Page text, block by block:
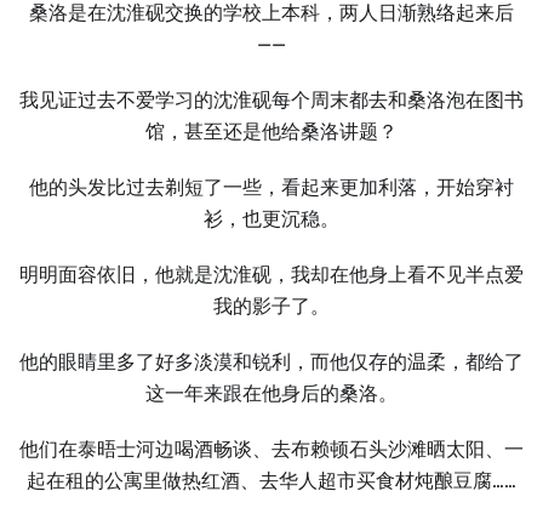
桑洛是在沈淮砚交换的学校上本科，两人日渐熟络起来后
——
我见证过去不爱学习的沈淮砚每个周末都去和桑洛泡在图书
馆，甚至还是他给桑洛讲题？
他的头发比过去剃短了一些，看起来更加利落，开始穿衬
衫，也更沉稳。
明明面容依旧，他就是沈淮砚，我却在他身上看不见半点爱
我的影子了。
他的眼睛里多了好多淡漠和锐利，而他仅存的温柔，都给了
这一年来跟在他身后的桑洛。
他们在泰晤士河边喝酒畅谈、去布赖顿石头沙滩晒太阳、一
起在租的公寓里做热红酒、去华人超市买食材炖酿豆腐……